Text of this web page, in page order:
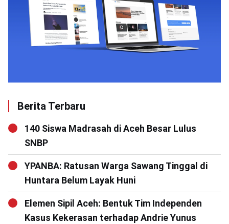
Berita Terbaru
140 Siswa Madrasah di Aceh Besar Lulus
SNBP
YPANBA: Ratusan Warga Sawang Tinggal di
Huntara Belum Layak Huni
Elemen Sipil Aceh: Bentuk Tim Independen
Kasus Kekerasan terhadap Andrie Yunus